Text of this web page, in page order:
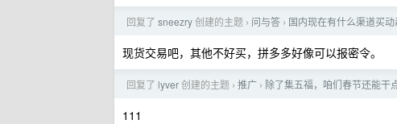
回复了 sneezry创建的主题 › 问与答 › 国内现在有什么渠道买
现货交易吧，其他不好买，拼多多好像可以报密令。
回复了 lyver创建的主题 › 推广 › 除了集五福，咱们春节还能干
111